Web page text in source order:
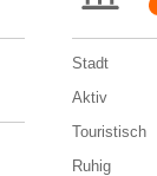
Stadt
Aktiv
Touristisch
Ruhig